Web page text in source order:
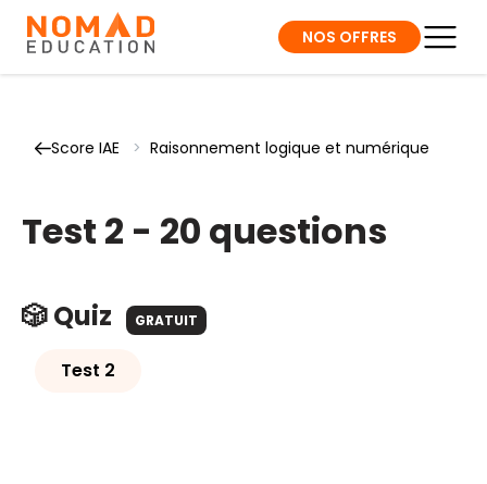
NOS OFFRES
Score IAE > Raisonnement logique et numérique
Test 2 - 20 questions
🎲 Quiz GRATUIT
Test 2